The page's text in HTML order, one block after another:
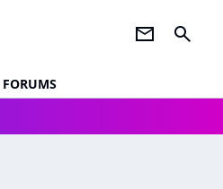
newsletter search
FORUMS